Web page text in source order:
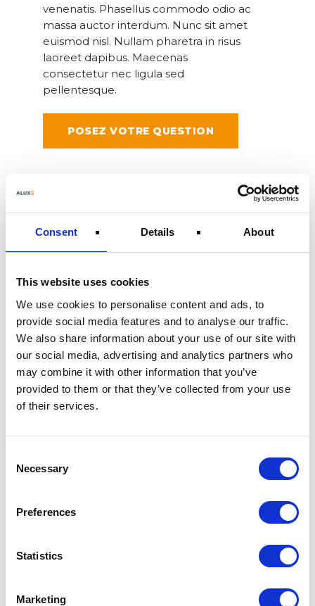
Consent Details About
This website uses cookies
We use cookies to personalise content and ads, to
provide social media features and to analyse our traffic.
We also share information about your use of our site with
our social media, advertising and analytics partners who
may combine it with other information that you’ve
provided to them or that they’ve collected from your use
of their services.
Selection
Necessary
Preferences
Statistics
Marketing
venenatis. Phasellus commodo odio ac
massa auctor interdum. Nunc sit amet
euismod nisl. Nullam pharetra in risus
laoreet dapibus. Maecenas
consectetur nec ligula sed
pellentesque.
POSEZ VOTRE QUESTION
GARANTIE
Des matériaux de haute qualité, un
revêtement en poudre durable et certifié,
ainsi qu’une ingénierie bien pensée
contribuent à la grande qualité des
produits ALUXE.
tout type de maison, qu’elle soit moderne
ou traditionnelle.
PLUS D’INFORMATIONS